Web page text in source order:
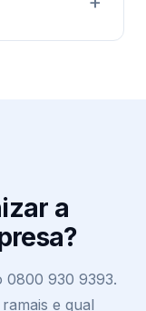
a
0800 930 9393.
e qual